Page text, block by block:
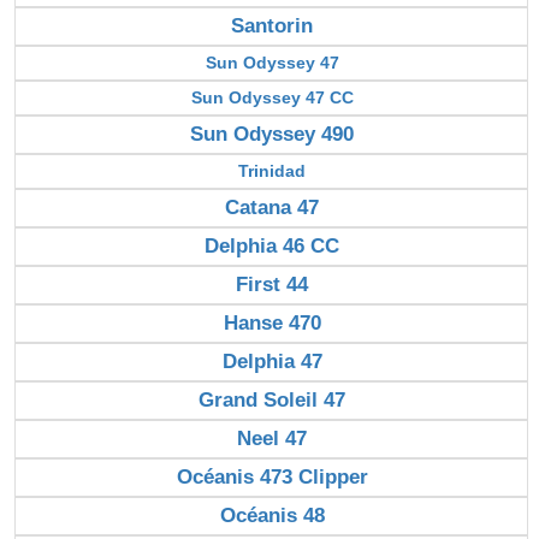
Santorin
Sun Odyssey 47
Sun Odyssey 47 CC
Sun Odyssey 490
Trinidad
Catana 47
Delphia 46 CC
First 44
Hanse 470
Delphia 47
Grand Soleil 47
Neel 47
Océanis 473 Clipper
Océanis 48